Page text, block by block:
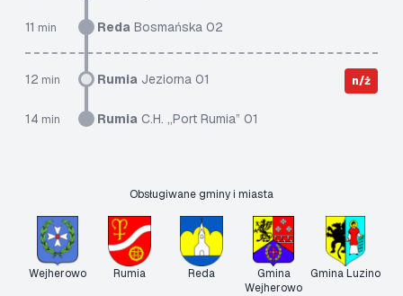
11 min Reda Bosmańska 02
12 min Rumia Jeziorna 01 n/ż
14 min Rumia C.H. „Port Rumia” 01
Obsługiwane gminy i miasta
Wejherowo Rumia Reda
Gmina
Wejherowo
Gmina Luzino